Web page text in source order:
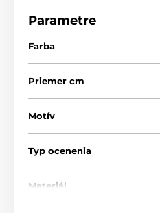
Parametre
Farba
Priemer cm
Motív
Typ ocenenia
Materiál